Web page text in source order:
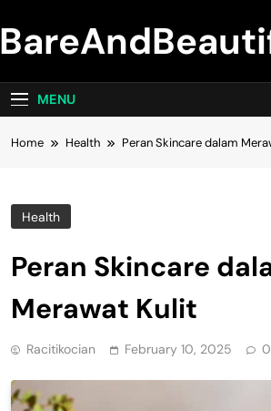
to
content
MENU
Home Health Peran Skincare dalam
Health
Peran Skincare
Merawat Kulit
Racitikocian February 10, 2025 0